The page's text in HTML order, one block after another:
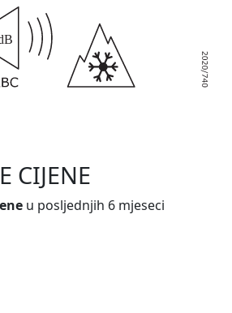
CIJENE
u posljednjih 6 mjeseci